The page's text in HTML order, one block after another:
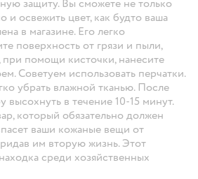
защиту. Вы сможете не только
и освежить цвет, как будто ваша
в магазине. Его легко
поверхность от грязи и пыли,
при помощи кисточки, нанесите
Советуем использовать перчатки.
убрать влажной тканью. После
высохнуть в течение 10-15 минут.
который обязательно должен
ваши кожаные вещи от
им вторую жизнь. Этот
среди хозяйственных